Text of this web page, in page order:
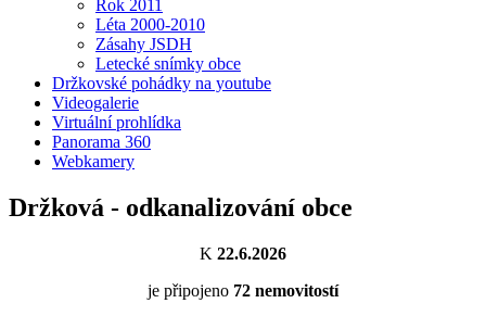
Rok 2011
Léta 2000-2010
Zásahy JSDH
Letecké snímky obce
Držkovské pohádky na youtube
Videogalerie
Virtuální prohlídka
Panorama 360
Webkamery
Držková - odkanalizování obce
K 22.6.2026
je připojeno 72 nemovitostí